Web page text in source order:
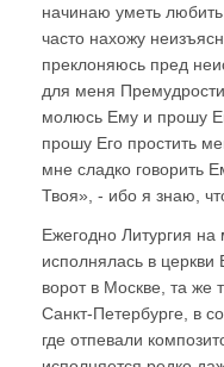
начинаю уметь
часто нахожу
преклоняюсь пред
для меня
молюсь Ему и прошу
прошу Его простить
мне сладко говорить
Твоя», - ибо я знаю,
Ежегодно Литургия на
исполнялась в
ворот в Москве, та же
Санкт-Петербурге, в
где отпевали